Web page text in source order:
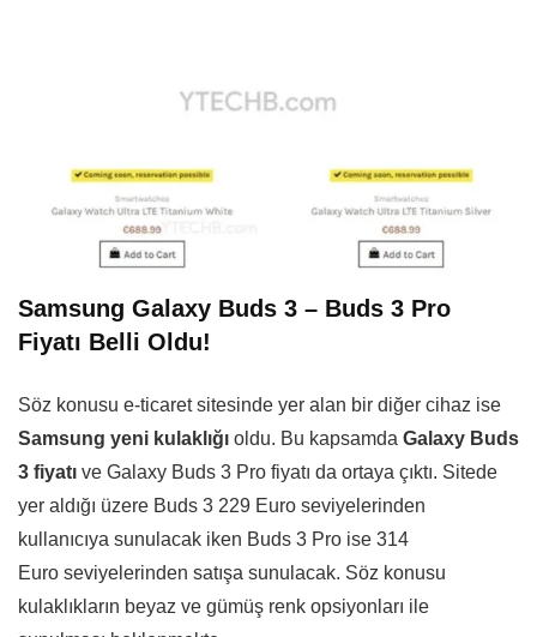
Samsung Galaxy Buds 3 – Buds 3 Pro
Fiyatı Belli Oldu!
Söz konusu e-ticaret sitesinde yer alan bir diğer cihaz ise
Samsung yeni kulaklığı oldu. Bu kapsamda Galaxy Buds
3 fiyatı ve Galaxy Buds 3 Pro fiyatı da ortaya çıktı. Sitede
yer aldığı üzere Buds 3 229 Euro seviyelerinden
kullanıcıya sunulacak iken Buds 3 Pro ise 314
Euro seviyelerinden satışa sunulacak. Söz konusu
kulaklıkların beyaz ve gümüş renk opsiyonları ile